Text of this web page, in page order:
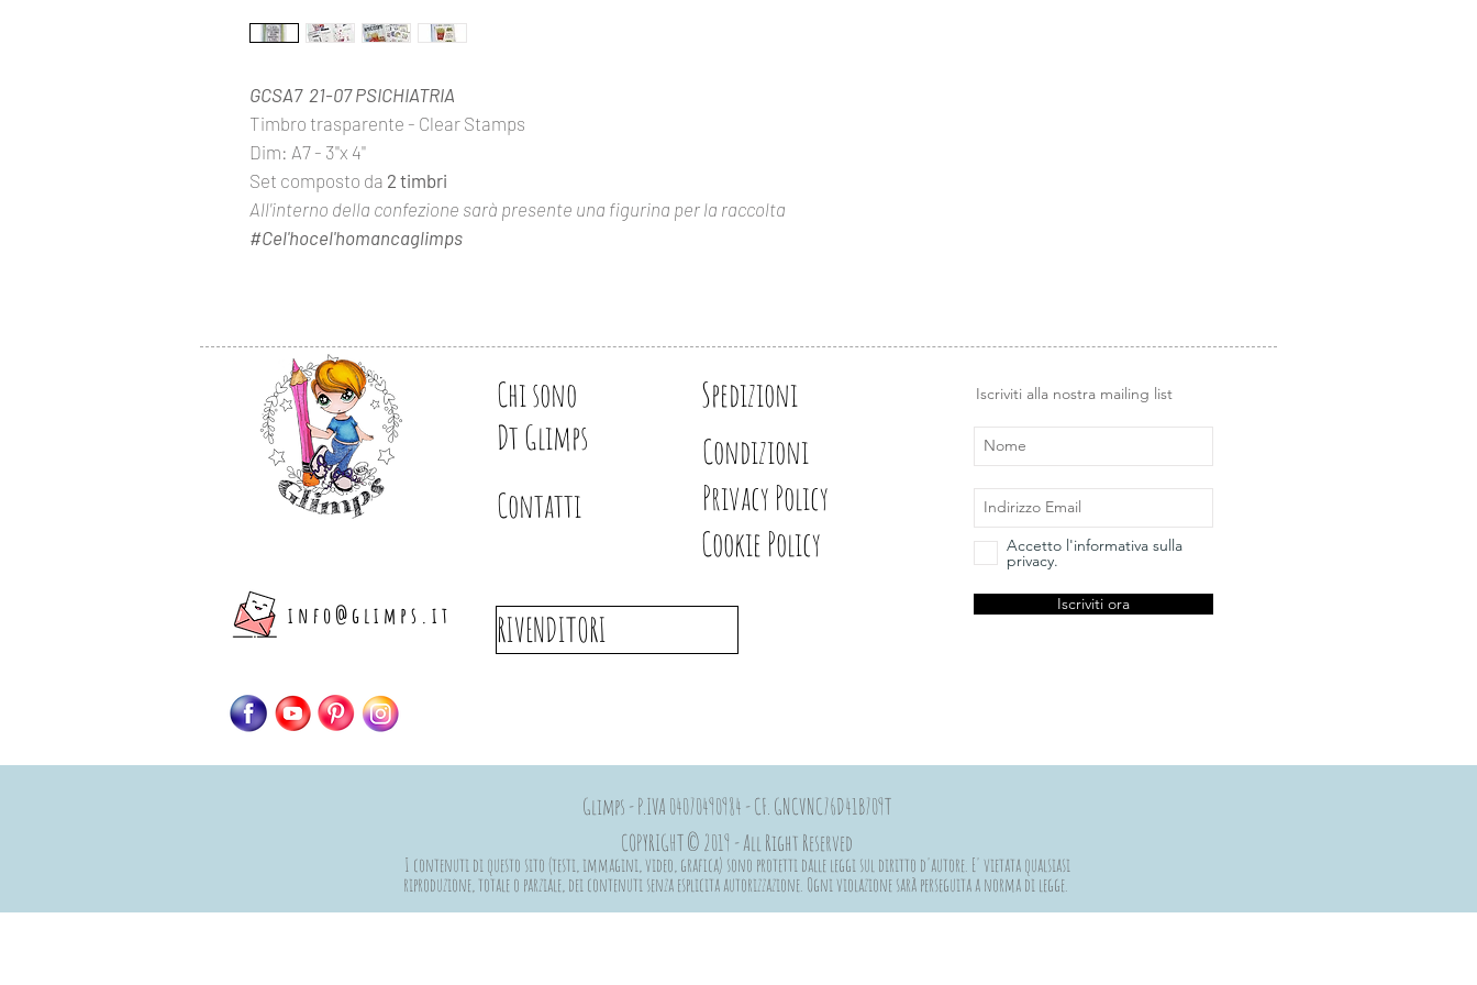
GCSA7 21-07 PSICHIATRIA
Timbro trasparente - Clear Stamps
Dim: A7 - 3''x 4''
Set composto da 2 timbri
All'interno della confezione sarà presente una figurina per la raccolta
#Cel'hocel'homancaglimps
Iscriviti alla nostra mailing list
Accetto l'informativa sulla
privacy.
Iscriviti ora
Chi sono
Dt Glimps
Contatti
Privacy Policy
Spedizioni
Condizioni
Cookie Policy
info@glimps.it RIVENDITORI
Glimps - P.IVA 04070490984 - CF. GNCVNC76D41B709T
COPYRIGHT © 2019 - All Right Reserved
I contenuti di questo sito (testi, immagini, video, grafica) sono protetti dalle leggi sul diritto d'autore. E' vietata qualsiasi
riproduzione, totale o parziale, dei contenuti senza esplicita autorizzazione. Ogni violazione sarà perseguita a norma di legge.